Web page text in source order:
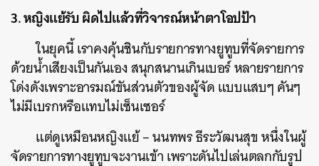
3. หญิงแย้รับ ผิดไปแล้วที่วิจารณ์หน้าตาโอปป้า
ในยุคนี้ เราคงคุ้นชินกับรายการทางยูทูบที่จัดรายการ
ด้วยน้ำเสียงเป็นกันเอง สนุกสนานเกินเบอร์ หลายรายการ
โด่งดังเพราะอารมณ์ขันส่วนตัวของผู้จัด แบบแสบๆ คันๆ
ไม่มีเบรกหรือแทบไม่เซ็นเซอร์
แต่ดูเหมือนหญิงแย้ – นนทพร ธีระวัฒนสุข หนึ่งในผู้
จัดรายการทางยูทูบจะงานเข้า เพราะดันไปเล่นตลกกับรูป